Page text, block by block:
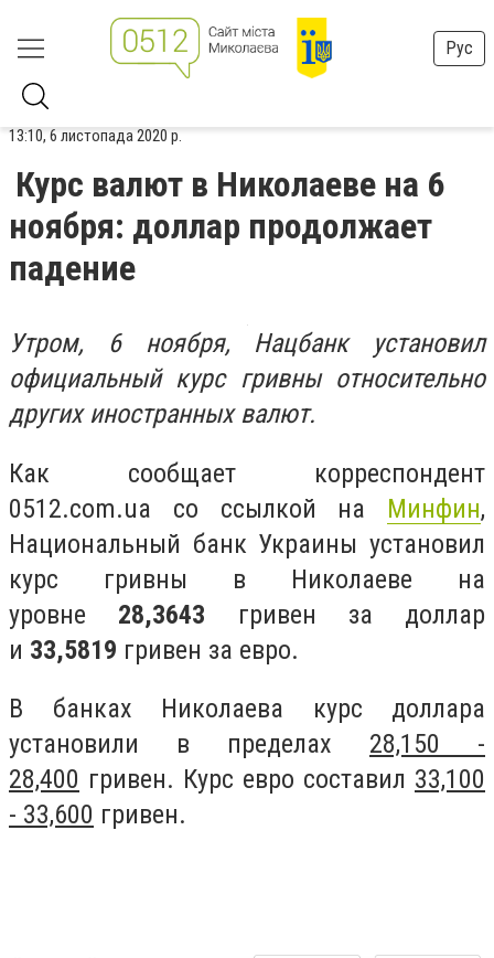
Рус
13:10, 6 листопада 2020 р.
Курс валют в Николаеве на 6
ноября: доллар продолжает
падение
Утром, 6 ноября, Нацбанк установил
официальный курс гривны относительно
других иностранных валют.
Как сообщает корреспондент
0512.com.ua со ссылкой на Минфин,
Национальный банк Украины установил
курс гривны в Николаеве на
уровне 28,3643 гривен за доллар
и 33,5819 гривен за евро.
В банках Николаева курс доллара
установили в пределах 28,150 -
28,400 гривен. Курс евро составил 33,100
- 33,600 гривен.